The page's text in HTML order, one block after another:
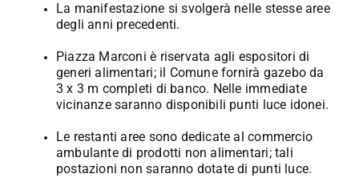
La manifestazione si svolgerà nelle stesse aree
degli anni precedenti.
Piazza Marconi è riservata agli espositori di
generi alimentari; il Comune fornirà gazebo da
3 x 3 m completi di banco. Nelle immediate
vicinanze saranno disponibili punti luce idonei.
Le restanti aree sono dedicate al commercio
ambulante di prodotti non alimentari; tali
postazioni non saranno dotate di punti luce.